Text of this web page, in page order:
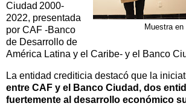
Muestra en
Ciudad 2000-
2022, presentada
por CAF -Banco
de Desarrollo de
América Latina y el Caribe- y el Banco
La entidad crediticia destacó que la
entre CAF y el Banco Ciudad, dos
fuertemente al desarrollo económico